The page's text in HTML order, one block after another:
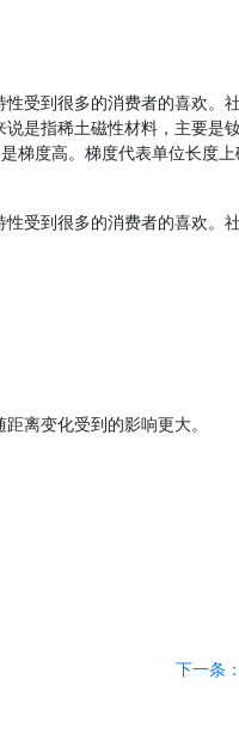
受到很多的消费者的喜欢。
是指稀土磁性材料，主要是
度高。梯度代表单位长度上
受到很多的消费者的喜欢。
离变化受到的影响更大。
下一条